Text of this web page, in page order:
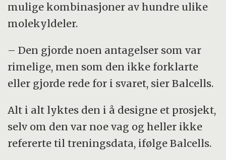
mulige kombinasjoner av hundre ulike
molekyldeler.
– Den gjorde noen antagelser som var
rimelige, men som den ikke forklarte
eller gjorde rede for i svaret, sier Balcells.
Alt i alt lyktes den i å designe et prosjekt,
selv om den var noe vag og heller ikke
refererte til treningsdata, ifølge Balcells.